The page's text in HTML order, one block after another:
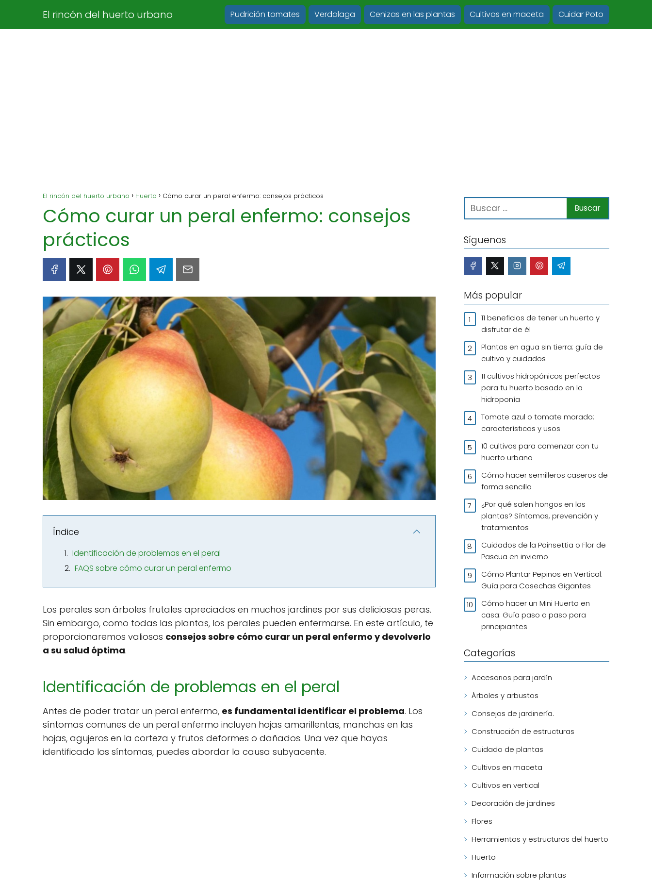
El rincón del huerto urbano Pudrición tomates Verdolaga Cenizas en las plantas Cultivos en maceta Cuidar Poto
El rincón del huerto urbano Huerto Cómo curar un peral enfermo: consejos prácticos
Cómo curar un peral enfermo: consejos
prácticos
Índice
Identificación de problemas en el peral
FAQS sobre cómo curar un peral enfermo
Los perales son árboles frutales apreciados en muchos jardines por sus deliciosas peras.
Sin embargo, como todas las plantas, los perales pueden enfermarse. En este artículo, te
proporcionaremos valiosos consejos sobre cómo curar un peral enfermo y devolverlo
a su salud óptima.
Identificación de problemas en el peral
Antes de poder tratar un peral enfermo, es fundamental identificar el problema. Los
síntomas comunes de un peral enfermo incluyen hojas amarillentas, manchas en las
hojas, agujeros en la corteza y frutos deformes o dañados. Una vez que hayas
identificado los síntomas, puedes abordar la causa subyacente.
Síguenos
Más popular
11 beneficios de tener un huerto y
disfrutar de él
Plantas en agua sin tierra: guía de
cultivo y cuidados
11 cultivos hidropónicos perfectos
para tu huerto basado en la
hidroponía
Tomate azul o tomate morado:
características y usos
10 cultivos para comenzar con tu
huerto urbano
Cómo hacer semilleros caseros de
forma sencilla
¿Por qué salen hongos en las
plantas? Síntomas, prevención y
tratamientos
Cuidados de la Poinsettia o Flor de
Pascua en invierno
Cómo Plantar Pepinos en Vertical:
Guía para Cosechas Gigantes
Cómo hacer un Mini Huerto en
casa: Guía paso a paso para
principiantes
Categorías
Accesorios para jardín
Árboles y arbustos
Consejos de jardinería.
Construcción de estructuras
Cuidado de plantas
Cultivos en maceta
Cultivos en vertical
Decoración de jardines
Flores
Herramientas y estructuras del huerto
Huerto
Información sobre plantas